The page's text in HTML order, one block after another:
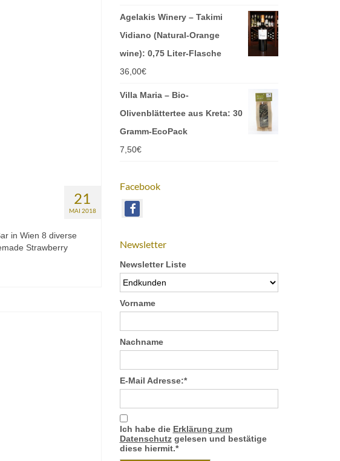
21
MAI 2018
in Wien 8 diverse
Strawberry
Agelakis Winery – Takimi
Vidiano (Natural-Orange
wine): 0,75 Liter-Flasche
36,00€
Villa Maria – Bio-
Olivenblättertee aus Kreta: 30
Gramm-EcoPack
7,50€
Facebook
Newsletter
Newsletter Liste
Vorname
Nachname
E-Mail Adresse:*
Ich habe die Erklärung zum
Datenschutzgelesen und bestätige
diese hiermit.*